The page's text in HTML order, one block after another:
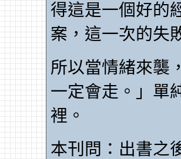
得這是一個好的
案，這一次的失
所以當情緒來襲
一定會走。」單
裡。
本刊問：出書之